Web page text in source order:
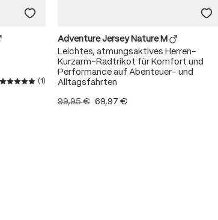
Durchschnittliche Bewertung von 5 von 5
(1)
Adventure Jersey Nature M
Leichtes, atmungsaktives Herren-
Kurzarm-Radtrikot für Komfort und
Performance auf Abenteuer- und
Alltagsfahrten
99,95 € 69,97 €